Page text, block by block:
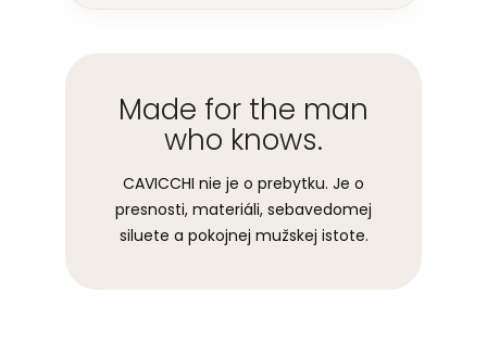
Made for the man
who knows.
CAVICCHI nie je o prebytku. Je o
presnosti, materiáli, sebavedomej
siluete a pokojnej mužskej istote.